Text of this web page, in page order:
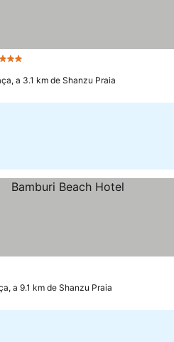
a 3.1 km de Shanzu Praia
a 9.1 km de Shanzu Praia